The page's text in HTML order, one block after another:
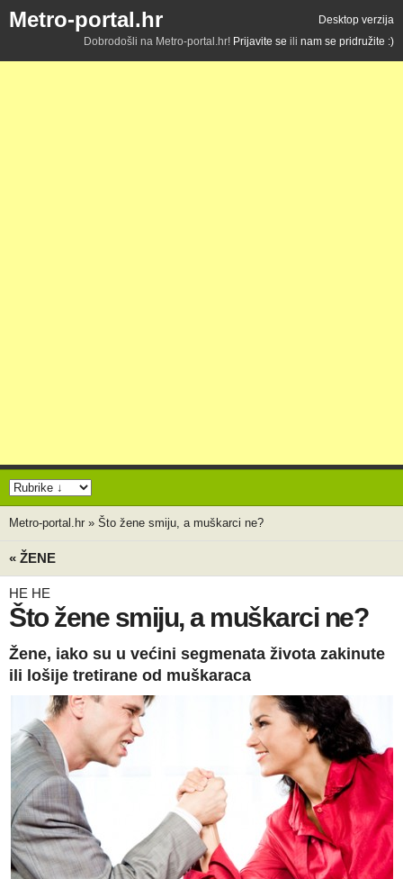
Metro-portal.hr
Desktop verzija
Dobrodošli na Metro-portal.hr! Prijavite se ili nam se pridružite :)
Metro-portal.hr » Što žene smiju, a muškarci ne?
« ŽENE
HE HE
Što žene smiju, a muškarci ne?
Žene, iako su u većini segmenata života zakinute
ili lošije tretirane od muškaraca